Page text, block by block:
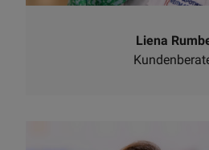
Liena